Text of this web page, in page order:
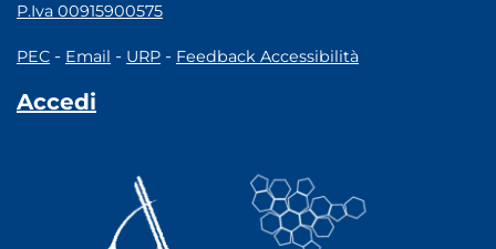
P.Iva 00915900575
PEC - Email - URP - Feedback Accessibilità
Accedi